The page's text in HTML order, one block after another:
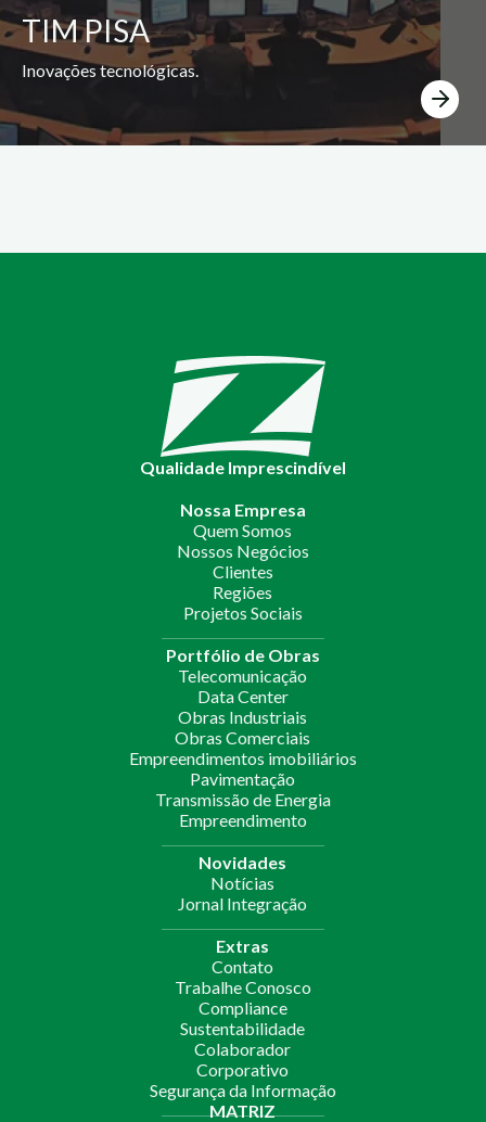
TIM PISA
Inovações tecnológicas.
Qualidade Imprescindível
Nossa Empresa
Quem Somos
Nossos Negócios
Clientes
Regiões
Projetos Sociais
Portfólio de Obras
Telecomunicação
Data Center
Obras Industriais
Obras Comerciais
Empreendimentos imobiliários
Pavimentação
Transmissão de Energia
Empreendimento
Novidades
Notícias
Jornal Integração
Extras
Contato
Trabalhe Conosco
Compliance
Sustentabilidade
Colaborador
Corporativo
Segurança da Informação
MATRIZ